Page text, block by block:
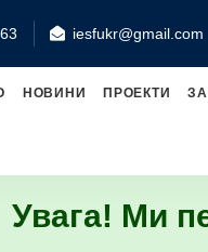
iesfukr@gmail.com
НОВИНИ ПРОЕКТИ
Увага! Ми